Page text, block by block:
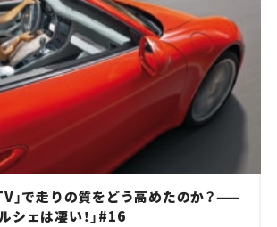
」で走りの質をどう高めたのか？——
シェは凄い！」#16